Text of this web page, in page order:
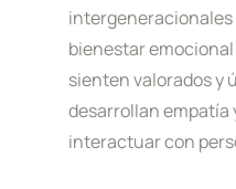
bienestar emocional
sienten valorados y
desarrollan empatía
interactuar con